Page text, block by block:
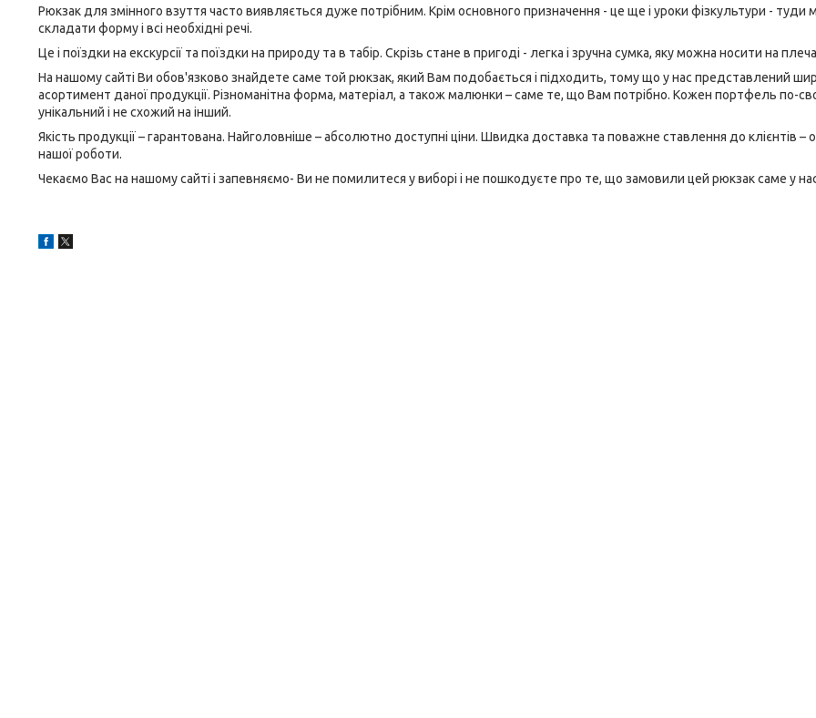
Рюкзак для змінного взуття часто виявляється дуже потрібним. Крім основного призначення - це ще і уроки фізкультури - туди
складати форму і всі необхідні речі.
Це і поїздки на екскурсії та поїздки на природу та в табір. Скрізь стане в пригоді - легка і зручна сумка, яку можна носити на
На нашому сайті Ви обов'язково знайдете саме той рюкзак, який Вам подобається і підходить, тому що у нас представлений
асортимент даної продукції. Різноманітна форма, матеріал, а також малюнки – саме те, що Вам потрібно. Кожен портфель по-
унікальний і не схожий на інший.
Якість продукції – гарантована. Найголовніше – абсолютно доступні ціни. Швидка доставка та поважне ставлення до клієнтів –
нашої роботи.
Чекаємо Вас на нашому сайті і запевняємо- Ви не помилитеся у виборі і не пошкодуєте про те, що замовили цей рюкзак саме у